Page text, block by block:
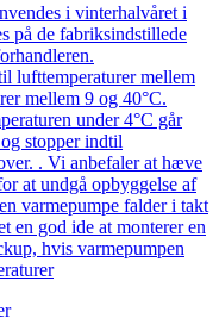
i vinterhalvåret i
på de fabriksindstillede
lufttemperaturer mellem
mellem 9 og 40°C.
under 4°C går
stopper indtil
. Vi anbefaler at hæve
at undgå opbyggelse af
varmepumpe falder i takt
en god ide at monterer en
hvis varmepumpen